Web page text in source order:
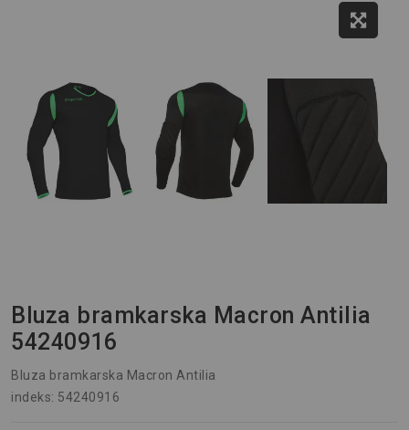
Bluza bramkarska Macron Antilia
54240916
Bluza bramkarska Macron Antilia
indeks: 54240916